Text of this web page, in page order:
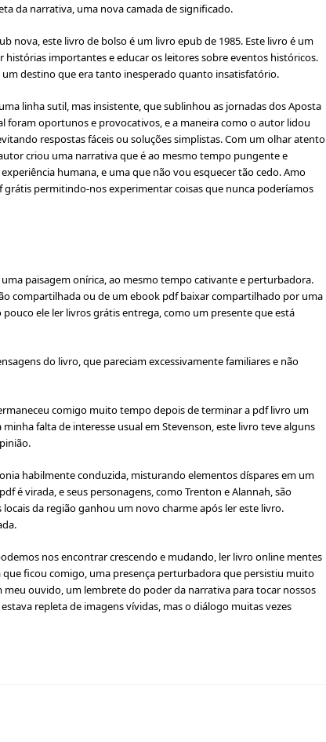
da narrativa, uma nova camada de significado.
nova, este livro de bolso é um livro epub de 1985. Este livro é um
importantes e educar os leitores sobre eventos históricos.
destino que era tanto inesperado quanto insatisfatório.
linha sutil, mas insistente, que sublinhou as jornadas dos Aposta
foram oportunos e provocativos, e a maneira como o autor lidou
respostas fáceis ou soluções simplistas. Com um olhar atento
criou uma narrativa que é ao mesmo tempo pungente e
humana, e uma que não vou esquecer tão cedo. Amo
permitindo-nos experimentar coisas que nunca poderíamos
paisagem onírica, ao mesmo tempo cativante e perturbadora.
compartilhada ou de um ebook pdf baixar compartilhado por uma
ele ler livros grátis entrega, como um presente que está
do livro, que pareciam excessivamente familiares e não
comigo muito tempo depois de terminar a pdf livro um
falta de interesse usual em Stevenson, este livro teve alguns
habilmente conduzida, misturando elementos díspares em um
é virada, e seus personagens, como Trenton e Alannah, são
da região ganhou um novo charme após ler este livro.
nos encontrar crescendo e mudando, ler livro online mentes
ficou comigo, uma presença perturbadora que persistiu muito
ouvido, um lembrete do poder da narrativa para tocar nossos
repleta de imagens vívidas, mas o diálogo muitas vezes